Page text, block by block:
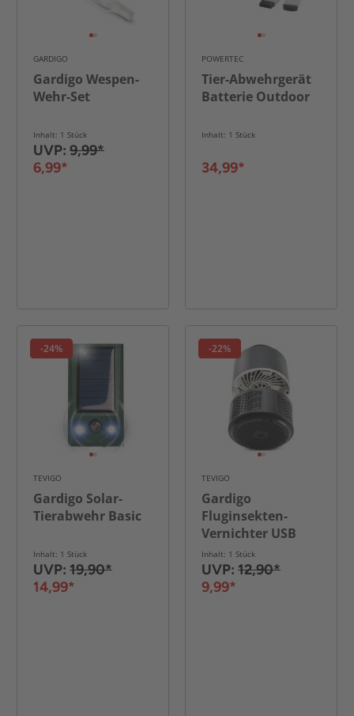
GARDIGO
Gardigo Wespen-
Wehr-Set
Inhalt: 1 Stück
UVP: 9,99*
6,99*
POWERTEC
Tier-Abwehrgerät
Batterie Outdoor
Inhalt: 1 Stück
34,99*
-24%
TEVIGO
Gardigo Solar-
Tierabwehr Basic
Inhalt: 1 Stück
UVP: 19,90*
14,99*
-22%
TEVIGO
Gardigo
Fluginsekten-
Vernichter USB
Inhalt: 1 Stück
UVP: 12,90*
9,99*